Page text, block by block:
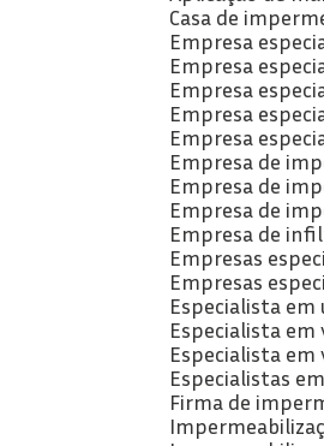
Casa de
Empresa
Empresa
Empresa
Empresa
Empresa
Empresa de
Empresa de
Empresa de
Empresa de
Empresas
Empresas
Especialista
Especialista
Especialista
Especialistas
Firma de